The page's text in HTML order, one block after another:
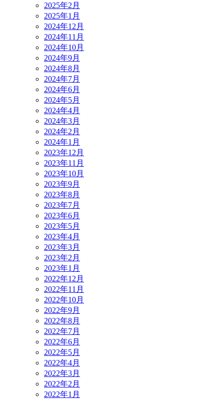
2025年2月
2025年1月
2024年12月
2024年11月
2024年10月
2024年9月
2024年8月
2024年7月
2024年6月
2024年5月
2024年4月
2024年3月
2024年2月
2024年1月
2023年12月
2023年11月
2023年10月
2023年9月
2023年8月
2023年7月
2023年6月
2023年5月
2023年4月
2023年3月
2023年2月
2023年1月
2022年12月
2022年11月
2022年10月
2022年9月
2022年8月
2022年7月
2022年6月
2022年5月
2022年4月
2022年3月
2022年2月
2022年1月